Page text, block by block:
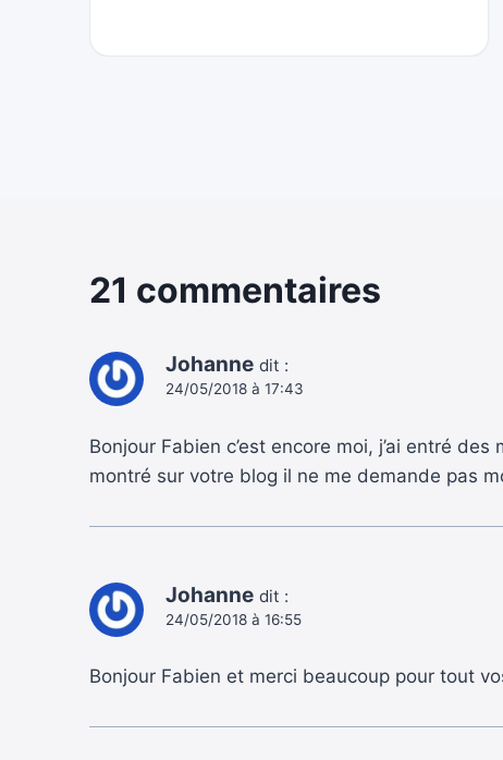
21 commentaires
Johanne dit :
24/05/2018 à 17:43
Bonjour Fabien c’est encore moi, j’ai entré
montré sur votre blog il ne me demande pas
Johanne dit :
24/05/2018 à 16:55
Bonjour Fabien et merci beaucoup pour tout